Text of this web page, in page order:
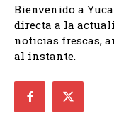
Bienvenido a
directa a la
noticias frescas,
al instante.